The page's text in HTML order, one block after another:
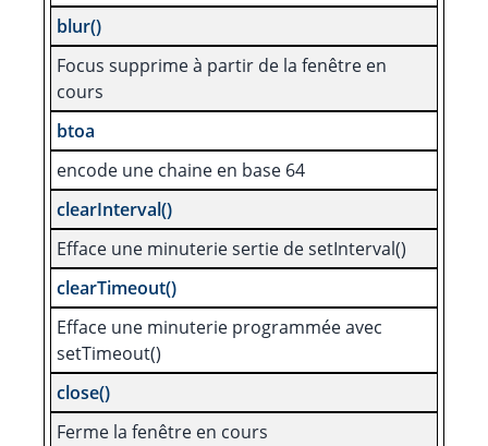
blur()
Focus supprime à partir de la fenêtre en
cours
btoa
encode une chaine en base 64
clearInterval()
Efface une minuterie sertie de setInterval()
clearTimeout()
Efface une minuterie programmée avec
setTimeout()
close()
Ferme la fenêtre en cours